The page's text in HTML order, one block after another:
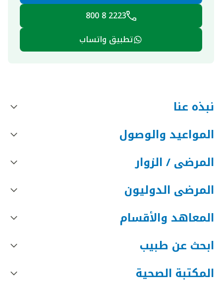
2223 8 800
تطبيق واتساب
نبذه عنا
المواعيد والوصول
المرضى / الزوار
المرضى الدوليون
المعاهد والأقسام
ابحث عن طبيب
المكتبة الصحية